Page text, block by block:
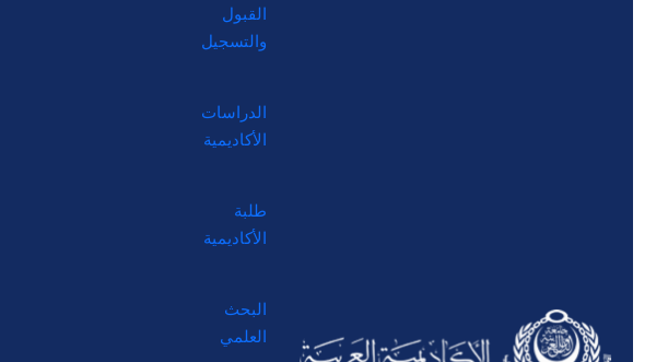
القبول
والتسجيل
الدراسات
الأكاديمية
طلبة
الأكاديمية
البحث
العلمي